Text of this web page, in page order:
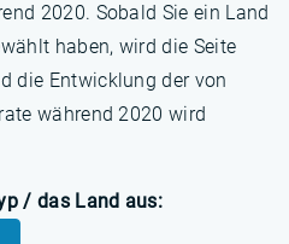
2020. Sobald Sie ein Land
haben, wird die Seite
die Entwicklung der von
während 2020 wird
/ das Land aus: